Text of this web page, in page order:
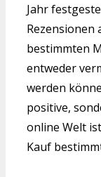
Jahr
Rezensionen
bestimmten
entweder
werden
positive,
online Welt
Kauf